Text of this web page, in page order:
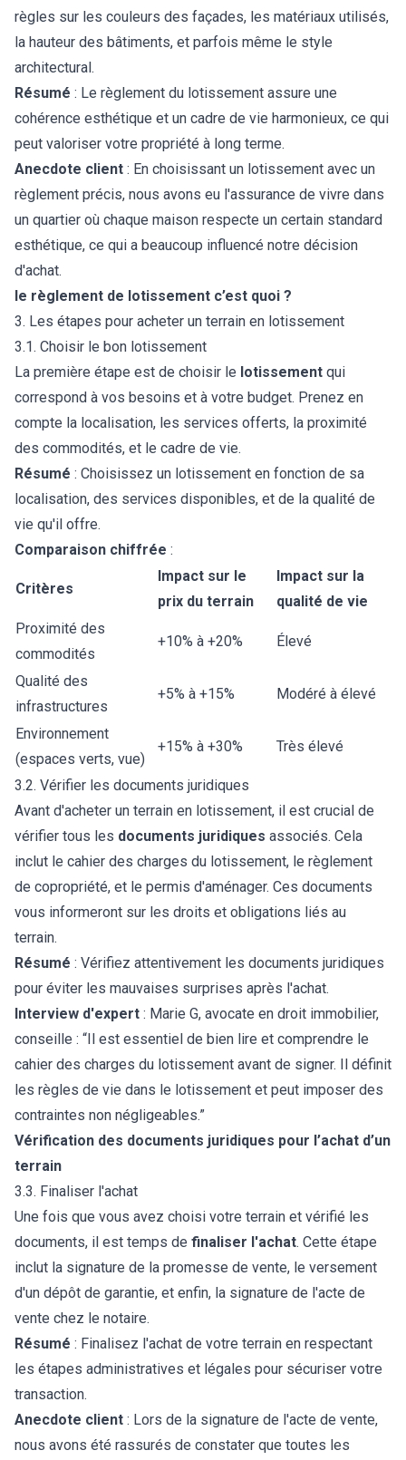
règles sur les couleurs des façades, les matériaux utilisés,
la hauteur des bâtiments, et parfois même le style
architectural.
Résumé : Le règlement du lotissement assure une
cohérence esthétique et un cadre de vie harmonieux, ce qui
peut valoriser votre propriété à long terme.
Anecdote client : En choisissant un lotissement avec un
règlement précis, nous avons eu l'assurance de vivre dans
un quartier où chaque maison respecte un certain standard
esthétique, ce qui a beaucoup influencé notre décision
d'achat.
le règlement de lotissement c’est quoi ?
3. Les étapes pour acheter un terrain en lotissement
3.1. Choisir le bon lotissement
La première étape est de choisir le lotissement qui
correspond à vos besoins et à votre budget. Prenez en
compte la localisation, les services offerts, la proximité
des commodités, et le cadre de vie.
Résumé : Choisissez un lotissement en fonction de sa
localisation, des services disponibles, et de la qualité de
vie qu'il offre.
Comparaison chiffrée :
Critères
Impact sur le
prix du terrain
Impact sur la
qualité de vie
Proximité des
commodités
+10% à +20% Élevé
Qualité des
infrastructures
+5% à +15% Modéré à élevé
Environnement
(espaces verts, vue)
+15% à +30% Très élevé
3.2. Vérifier les documents juridiques
Avant d'acheter un terrain en lotissement, il est crucial de
vérifier tous les documents juridiques associés. Cela
inclut le cahier des charges du lotissement, le règlement
de copropriété, et le permis d'aménager. Ces documents
vous informeront sur les droits et obligations liés au
terrain.
Résumé : Vérifiez attentivement les documents juridiques
pour éviter les mauvaises surprises après l'achat.
Interview d'expert : Marie G, avocate en droit immobilier,
conseille : “Il est essentiel de bien lire et comprendre le
cahier des charges du lotissement avant de signer. Il définit
les règles de vie dans le lotissement et peut imposer des
contraintes non négligeables.”
Vérification des documents juridiques pour l’achat d’un
terrain
3.3. Finaliser l'achat
Une fois que vous avez choisi votre terrain et vérifié les
documents, il est temps de finaliser l'achat. Cette étape
inclut la signature de la promesse de vente, le versement
d'un dépôt de garantie, et enfin, la signature de l'acte de
vente chez le notaire.
Résumé : Finalisez l'achat de votre terrain en respectant
les étapes administratives et légales pour sécuriser votre
transaction.
Anecdote client : Lors de la signature de l'acte de vente,
nous avons été rassurés de constater que toutes les